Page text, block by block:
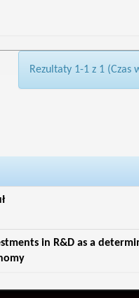
Rezultaty 1-1 z 1 (Czas
in R&D as a